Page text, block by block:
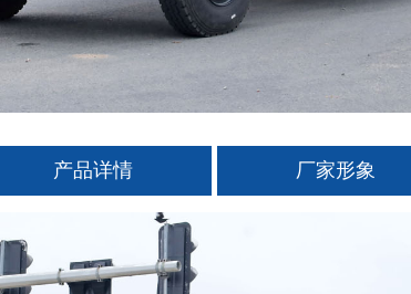
产品详情 厂家形象